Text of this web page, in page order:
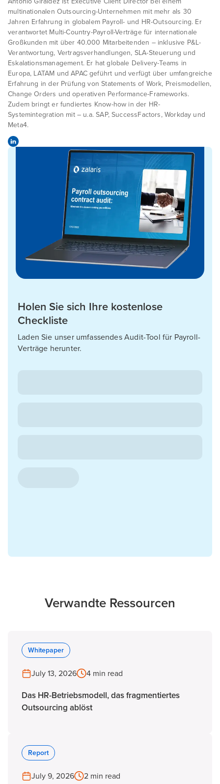
multinationalen Outsourcing-Unternehmen mit mehr als 30
Jahren Erfahrung in globalem Payroll- und HR-Outsourcing. Er
verantwortet Multi-Country-Payroll-Verträge für internationale
Großkunden mit über 40.000 Mitarbeitenden – inklusive P&L-
Verantwortung, Vertragsverhandlungen, SLA-Steuerung und
Eskalationsmanagement. Er hat globale Delivery-Teams in
Europa, LATAM und APAC geführt und verfügt über umfangreiche
Erfahrung in der Prüfung von Statements of Work, Preismodellen,
Change Orders und operativen Performance-Frameworks.
Zudem bringt er fundiertes Know-how in der HR-
Systemintegration mit – u.a. SAP, SuccessFactors, Workday und
Meta4.
Holen Sie sich Ihre kostenlose
Checkliste
Laden Sie unser umfassendes Audit-Tool für Payroll-
Verträge herunter.
Verwandte Ressourcen
Whitepaper
July 13, 2026 4 min read
Das HR-Betriebsmodell, das fragmentiertes
Outsourcing ablöst
Report
July 9, 2026 2 min read